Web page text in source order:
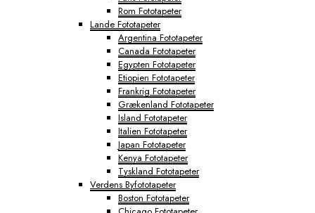
Rom Fototapeter
Lande Fototapeter
Argentina Fototapeter
Canada Fototapeter
Egypten Fototapeter
Etiopien Fototapeter
Frankrig Fototapeter
Grækenland Fototapeter
Island Fototapeter
Italien Fototapeter
Japan Fototapeter
Kenya Fototapeter
Tyskland Fototapeter
Verdens Byfototapeter
Boston Fototapeter